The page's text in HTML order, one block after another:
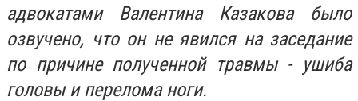
адвокатами Валентина Казакова было
озвучено, что он не явился на заседание
по причине полученной травмы - ушиба
головы и перелома ноги.